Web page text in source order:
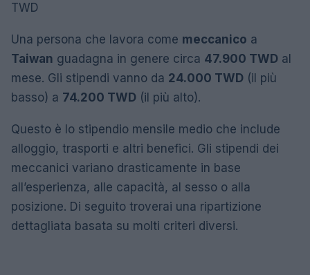
TWD
Una persona che lavora come meccanico a
Taiwan guadagna in genere circa 47.900 TWD al
mese. Gli stipendi vanno da 24.000 TWD (il più
basso) a 74.200 TWD (il più alto).
Questo è lo stipendio mensile medio che include
alloggio, trasporti e altri benefici. Gli stipendi dei
meccanici variano drasticamente in base
all’esperienza, alle capacità, al sesso o alla
posizione. Di seguito troverai una ripartizione
dettagliata basata su molti criteri diversi.